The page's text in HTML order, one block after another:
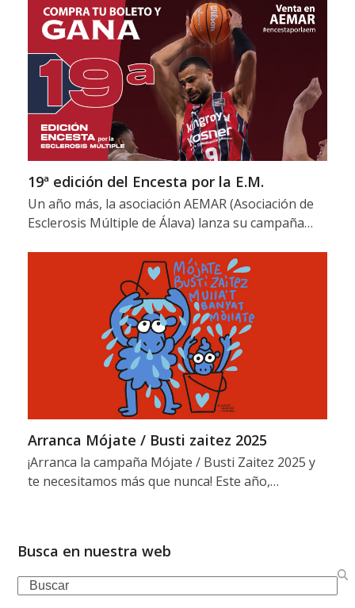
19ª edición del Encesta por la E.M.
Un año más, la asociación AEMAR (Asociación de
Esclerosis Múltiple de Álava) lanza su campaña…
Arranca Mójate / Busti zaitez 2025
¡Arranca la campaña Mójate / Busti Zaitez 2025 y
te necesitamos más que nunca! Este año,…
Busca en nuestra web